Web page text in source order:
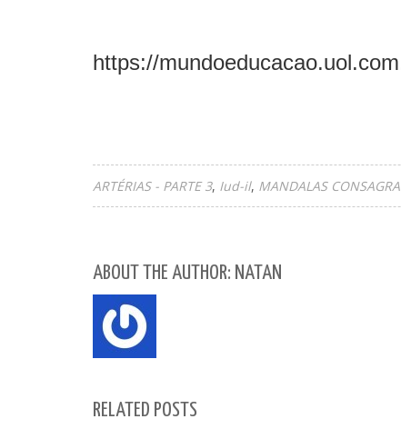
https://
ARTÉRIAS - PARTE 3 Iud-il MANDALAS
ABOUT THE AUTHOR: NATAN
RELATED POSTS